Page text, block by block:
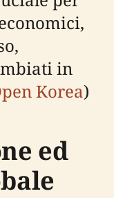
in
Korea)
ed